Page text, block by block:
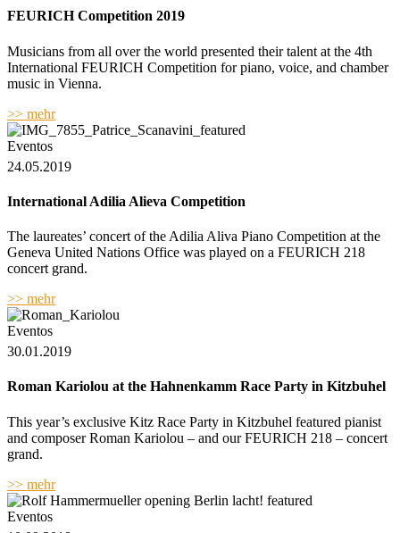
FEURICH Competition 2019
Musicians from all over the world presented their talent at the 4th
International FEURICH Competition for piano, voice, and chamber
music in Vienna.
>> mehr
Eventos
24.05.2019
International Adilia Alieva Competition
The laureates’ concert of the Adilia Aliva Piano Competition at the
Geneva United Nations Office was played on a FEURICH 218
concert grand.
>> mehr
Eventos
30.01.2019
Roman Kariolou at the Hahnenkamm Race Party in Kitzbuhel
This year’s exclusive Kitz Race Party in Kitzbuhel featured pianist
and composer Roman Kariolou – and our FEURICH 218 – concert
grand.
>> mehr
Eventos